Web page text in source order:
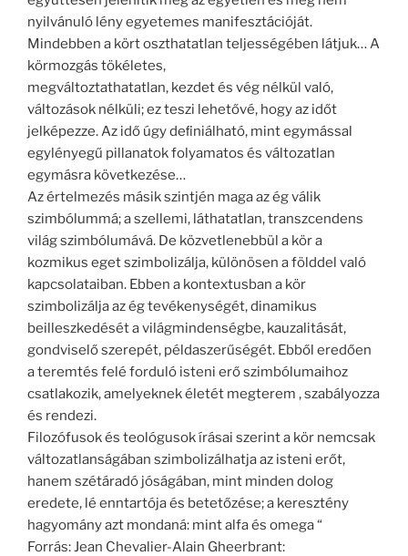
nyilvánuló lény egyetemes manifesztációját.
Mindebben a kört oszthatatlan teljességében látjuk… A
körmozgás tökéletes,
megváltoztathatatlan, kezdet és vég nélkül való,
változások nélküli; ez teszi lehetővé, hogy az időt
jelképezze. Az idő úgy deﬁniálható, mint egymással
egylényegű pillanatok folyamatos és változatlan
egymásra következése…
Az értelmezés másik szintjén maga az ég válik
szimbólummá; a szellemi, láthatatlan, transzcendens
világ szimbólumává. De közvetlenebbül a kör a
kozmikus eget szimbolizálja, különösen a földdel való
kapcsolataiban. Ebben a kontextusban a kör
szimbolizálja az ég tevékenységét, dinamikus
beilleszkedését a világmindenségbe, kauzalitását,
gondviselő szerepét, példaszerűségét. Ebből eredően
a teremtés felé forduló isteni erő szimbólumaihoz
csatlakozik, amelyeknek életét megterem , szabályozza
és rendezi.
Filozófusok és teológusok írásai szerint a kör nemcsak
változatlanságában szimbolizálhatja az isteni erőt,
hanem szétáradó jóságában, mint minden dolog
eredete, lé enntartója és betetőzése; a keresztény
hagyomány azt mondaná: mint alfa és omega “
Forrás: Jean Chevalier-Alain Gheerbrant: